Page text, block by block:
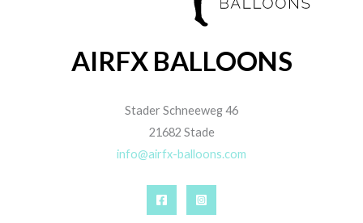
AIRFX BALLOONS
Stader Schneeweg 46
21682 Stade
info@airfx-balloons.com